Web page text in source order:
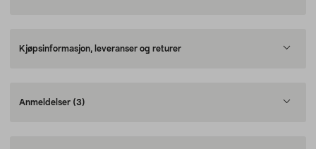
Kjøpsinformasjon, leveranser og returer
Anmeldelser (3)